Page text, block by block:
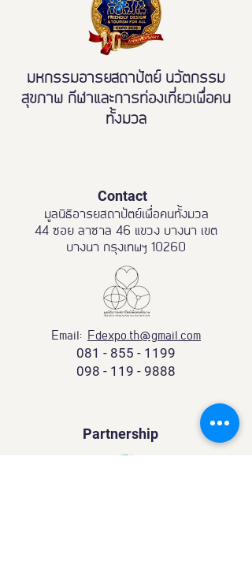
มหกรรมอารยสถาปัตย์ นวัตกรรม
สุขภาพ กีฬาและการท่องเที่ยวเพื่อคน
ทั้งมวล
Contact
มูลนิธิอารยสถาปัตย์เพื่อคนทั้งมวล
44 ซอย ลาซาล 46 แขวง บางนา เขต
บางนา กรุงเทพฯ 10260
Email: Fdexpo.th@gmail.com
081 - 855 - 1199
098 - 119 - 9888
Partnership